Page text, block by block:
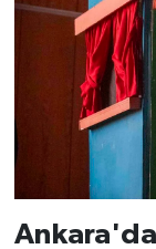
Ankara'da